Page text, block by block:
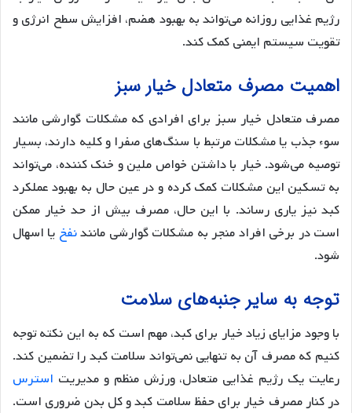
رژیم غذایی روزانه می‌تواند به بهبود هضم، افزایش سطح انرژی و
تقویت سیستم ایمنی کمک کند.
اهمیت مصرف متعادل خیار سبز
مصرف متعادل خیار سبز برای افرادی که مشکلات گوارشی مانند
سوء جذب یا مشکلات مرتبط با سنگ‌های صفرا و کلیه دارند، بسیار
توصیه می‌شود. خیار با داشتن خواص ملین و خنک کننده، می‌تواند
به تسکین این مشکلات کمک کرده و در عین حال به بهبود عملکرد
کبد نیز یاری رساند. با این حال، مصرف بیش از حد خیار ممکن
است در برخی افراد منجر به مشکلات گوارشی مانندنفخ یا اسهال
شود.
توجه به سایر جنبه‌های سلامت
با وجود مزایای زیاد خیار برای کبد، مهم است که به این نکته توجه
کنیم که مصرف آن به تنهایی نمی‌تواند سلامت کبد را تضمین کند.
رعایت یک رژیم غذایی متعادل، ورزش منظم و مدیریت استرس
در کنار مصرف خیار برای حفظ سلامت کبد و کل بدن ضروری است.